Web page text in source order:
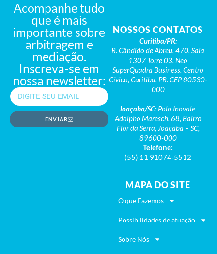
Acompanhe tudo
que é mais
importante sobre
arbitragem e
mediação.
Inscreva-se em
nossa newsletter:
ENVIAR
NOSSOS CONTATOS
Curitiba/PR:
R. Cândido de Abreu, 470, Sala
1307 Torre 03. Neo
SuperQuadra Business. Centro
Cívico, Curitiba, PR. CEP 80530-
000
Joaçaba/SC:Polo Inovale.
Adolpho Maresch, 68, Bairro
Flor da Serra, Joaçaba – SC,
89600-000
Telefone:
(55) 11 91074-5512
MAPA DO SITE
O que Fazemos
Possibilidades de atuação
Sobre Nós